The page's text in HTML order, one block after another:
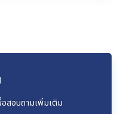
อสอบถามเพิ่มเติม